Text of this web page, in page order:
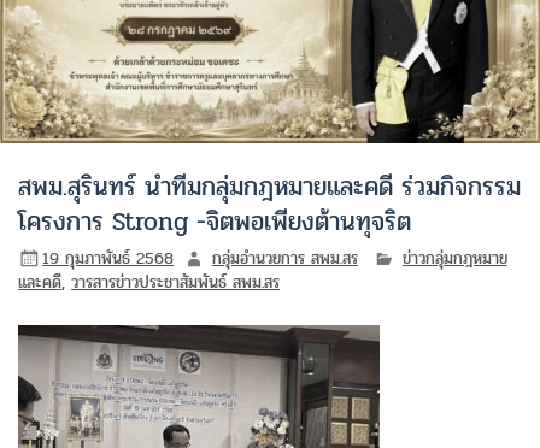
สพม.สุรินทร์ นำทีมกลุ่มกฎหมายและคดี ร่วมกิจกรรม
โครงการ Strong -จิตพอเพียงต้านทุจริต
19 กุมภาพันธ์ 2568 กลุ่มอำนวยการ สพม.สร
ข่าวกลุ่มกฎหมาย
และคดี,วารสารข่าวประชาสัมพันธ์ สพม.สร